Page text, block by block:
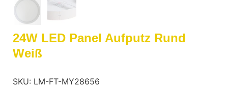
24W LED Panel Aufputz Rund
Weiß
SKU: LM-FT-MY28656